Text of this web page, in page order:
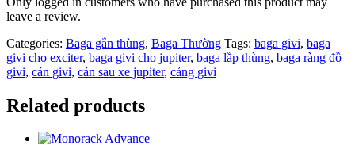
leave a review.
Categories: Baga gắn thùng, Baga Thường Tags: baga givi, baga
givi cho exciter, baga givi cho jupiter, baga lắp thùng, baga ràng đồ
givi, cản givi, cản sau xe jupiter, cảng givi
Related products